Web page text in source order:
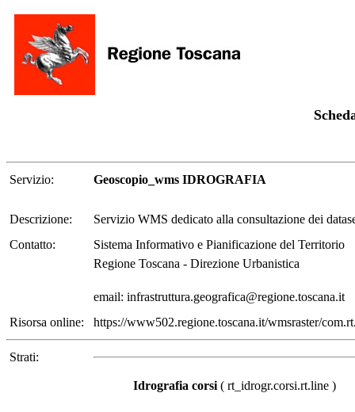
Servizio: Geoscopio_wms IDROGRAFIA
Descrizione:
Servizio WMS dedicato alla consultazione dei
Contatto:
Sistema Informativo e Pianificazione del Territorio
Regione Toscana - Direzione Urbanistica
email: infrastruttura.geografica@regione.toscana.it
Risorsa online:
https://www502.regione.toscana.it/wmsraster/
Strati:
Idrografia corsi ( rt_idrogr.corsi.rt.line )